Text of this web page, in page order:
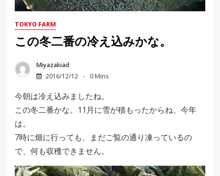
TOKYO FARM
この冬二番の冷え込みかな。
Miyazakiad
2016/12/12
0 Mins
今朝は冷え込みましたね。
この冬二番かな。11月に雪が積もったからね、今年
は。
7時に畑に行っても、まだご覧の通り凍っているの
で、何も収穫できません。